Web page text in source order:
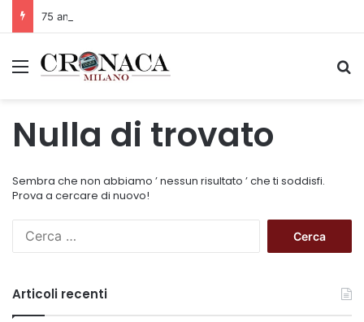
Menu
Nulla di trovato
Sembra che non abbiamo ’ nessun risultato ’ che ti soddisfi.
Prova a cercare di nuovo!
c
Articoli recenti